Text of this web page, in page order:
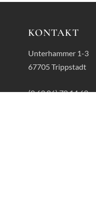
KONTAKT
Unterhammer 1-3
67705 Trippstadt
(0 63 06) 70 14 60